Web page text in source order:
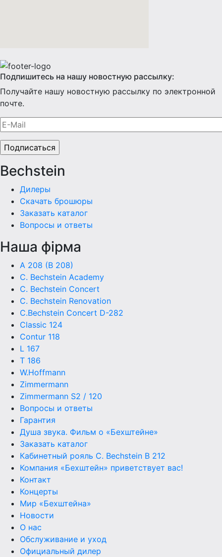
Подпишитесь на нашу новостную рассылку:
Получайте нашу новостную рассылку по электронной
почте.
Bechstein
Дилеры
Скачать брошюры
Заказать каталог
Вопросы и ответы
Наша фiрма
A 208 (B 208)
C. Bechstein Academy
C. Bechstein Concert
C. Bechstein Renovation
C.Bechstein Concert D-282
Classic 124
Contur 118
L 167
T 186
W.Hoffmann
Zimmermann
Zimmermann S2 / 120
Вопросы и ответы
Гарантия
Душа звука. Фильм о «Бехштейне»
Заказать каталог
Кабинетный рояль C. Bechstein B 212
Компания «Бехштейн» приветствует вас!
Контакт
Концерты
Мир «Бехштейна»
Новости
О нас
Обслуживание и уход
Официальный дилер